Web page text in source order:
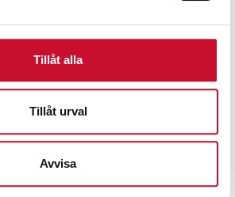
Tillåt alla
Tillåt urval
Avvisa
väggmonterad kempump